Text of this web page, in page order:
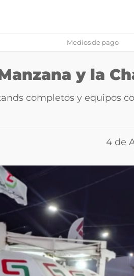
Medios de pago
y la
completos y equipos
4 de